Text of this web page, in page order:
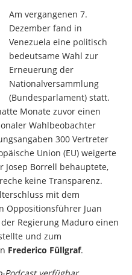
Am vergangenen 7.
Dezember fand in
Venezuela eine politisch
bedeutsame Wahl zur
Erneuerung der
Nationalversammlung
(Bundesparlament) statt.
Monate zuvor einen
Wahlbeobachter
300 Vertreter
Union (EU) weigerte
Josep Borrell behauptete,
keine Transparenz.
mit dem
Oppositionsführer Juan
Regierung Maduro einen
und zum
Frederico Füllgraf.